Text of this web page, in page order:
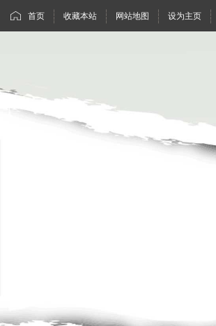
首页 收藏本站 网站地图 设为主页